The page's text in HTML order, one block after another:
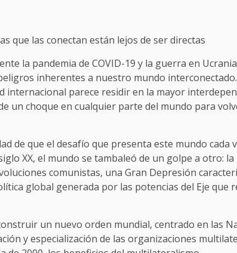
que las conectan están lejos de ser directas
la pandemia de COVID-19 y la guerra en
inherentes a nuestro mundo interconectado.
internacional parece residir en la mayor
un choque en cualquier parte del mundo para
de que el desafío que presenta este mundo cada
XX, el mundo se tambaleó de un golpe a otro: la
comunistas, una Gran Depresión
global generada por las potencias del Eje que
un nuevo orden mundial, centrado en las
y especialización de las organizaciones